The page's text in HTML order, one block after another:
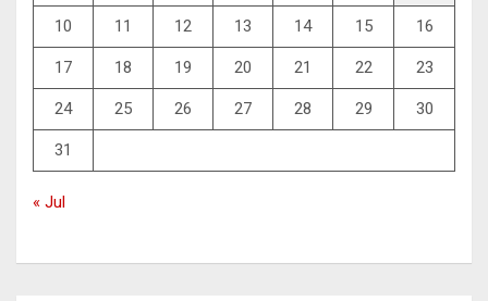
10 11 12 13 14 15 16
17 18 19 20 21 22 23
24 25 26 27 28 29 30
31
« Jul